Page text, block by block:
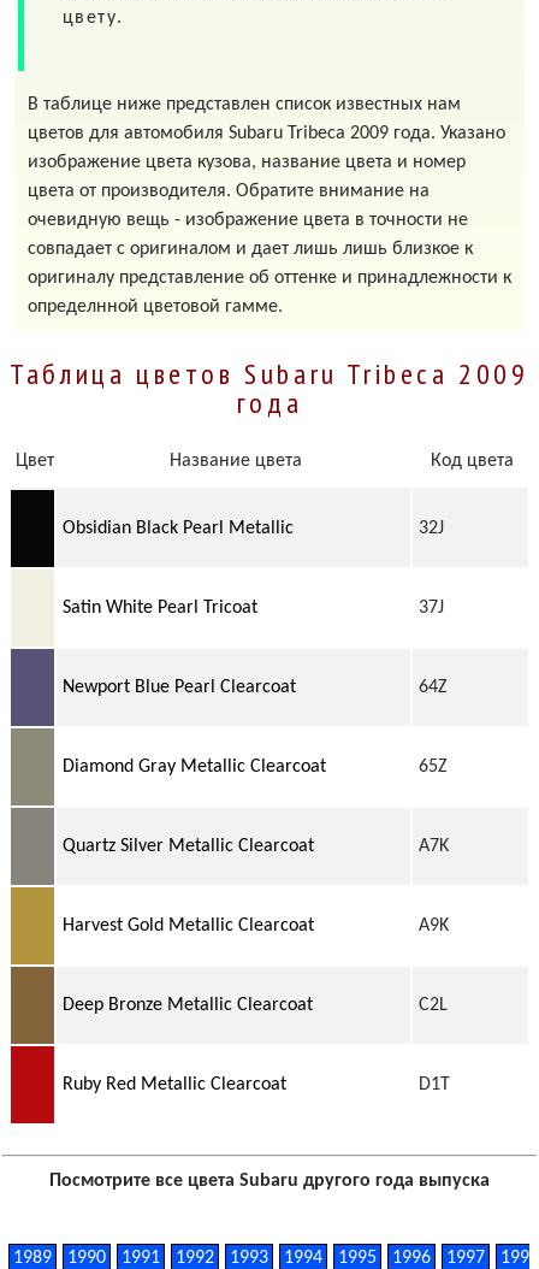
цвету.
В таблице ниже представлен список известных нам
цветов для автомобиля Subaru Tribeca 2009 года. Указано
изображение цвета кузова, название цвета и номер
цвета от производителя. Обратите внимание на
очевидную вещь - изображение цвета в точности не
совпадает с оригиналом и дает лишь лишь близкое к
оригиналу представление об оттенке и принадлежности к
определнной цветовой гамме.
Таблица цветов Subaru Tribeca 2009
года
Цвет Название цвета Код цвета
Obsidian Black Pearl Metallic 32J
Satin White Pearl Tricoat 37J
Newport Blue Pearl Clearcoat 64Z
Diamond Gray Metallic Clearcoat 65Z
Quartz Silver Metallic Clearcoat A7K
Harvest Gold Metallic Clearcoat A9K
Deep Bronze Metallic Clearcoat C2L
Ruby Red Metallic Clearcoat D1T
Посмотрите все цвета Subaru другого года выпуска
1989 1990 1991 1992 1993 1994 1995 1996 1997
199